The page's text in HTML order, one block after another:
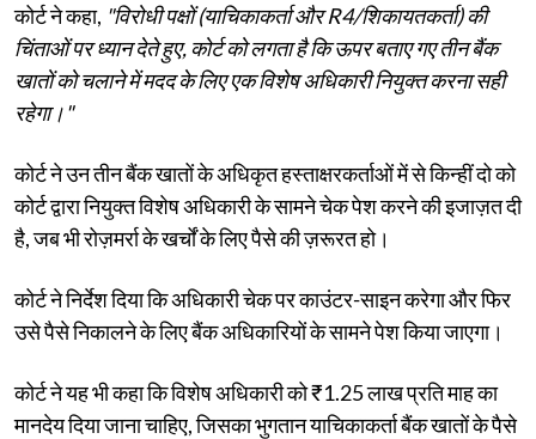
कोर्ट ने कहा, "विरोधी पक्षों (याचिकाकर्ता और R4/शिकायतकर्ता) की
चिंताओं पर ध्यान देते हुए, कोर्ट को लगता है कि ऊपर बताए गए तीन बैंक
खातों को चलाने में मदद के लिए एक विशेष अधिकारी नियुक्त करना सही
रहेगा।"
कोर्ट ने उन तीन बैंक खातों के अधिकृत हस्ताक्षरकर्ताओं में से किन्हीं दो को
कोर्ट द्वारा नियुक्त विशेष अधिकारी के सामने चेक पेश करने की इजाज़त दी
है, जब भी रोज़मर्रा के खर्चों के लिए पैसे की ज़रूरत हो।
कोर्ट ने निर्देश दिया कि अधिकारी चेक पर काउंटर-साइन करेगा और फिर
उसे पैसे निकालने के लिए बैंक अधिकारियों के सामने पेश किया जाएगा।
कोर्ट ने यह भी कहा कि विशेष अधिकारी को ₹1.25 लाख प्रति माह का
मानदेय दिया जाना चाहिए, जिसका भुगतान याचिकाकर्ता बैंक खातों के पैसे